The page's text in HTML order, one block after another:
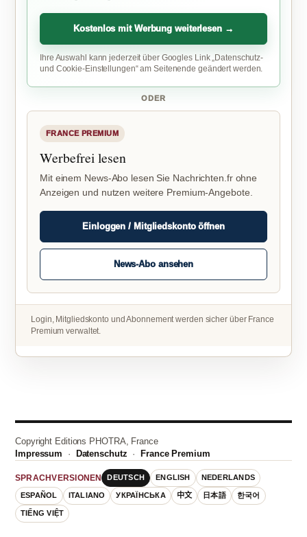
Kostenlos mit Werbung weiterlesen →
Ihre Auswahl kann jederzeit über Googles Link „Datenschutz-
und Cookie-Einstellungen“ am Seitenende geändert werden.
ODER
FRANCE PREMIUM
Werbefrei lesen
Mit einem News-Abo lesen Sie Nachrichten.fr ohne
Anzeigen und nutzen weitere Premium-Angebote.
Einloggen / Mitgliedskonto öffnen
News-Abo ansehen
Login, Mitgliedskonto und Abonnement werden sicher über France
Premium verwaltet.
Copyright Editions PHOTRA, France
Impressum · Datenschutz · France Premium
SPRACHVERSIONEN DEUTSCH ENGLISH NEDERLANDS
ESPAÑOL ITALIANO УКРАЇНСЬКА 中文 日本語 한국어
TIẾNG VIỆT